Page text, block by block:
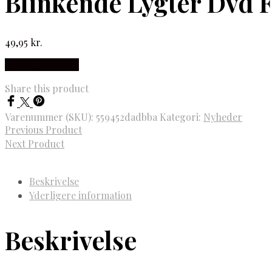
49,95 kr.
Share this product
Varenummer (SKU): 559452dadbba Kategori: Nyheder
Previous Product
Next Product
Beskrivelse
Yderligere information
Beskrivelse